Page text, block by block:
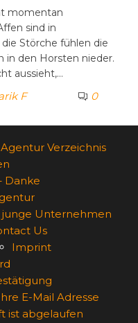
momentan
sind in
Störche fühlen die
in den Horsten nieder.
aussieht,…
F 0
Agentur Verzeichnis
Danke
Unternehmen
Us
Imprint
E-Mail Adresse
ist abgelaufen